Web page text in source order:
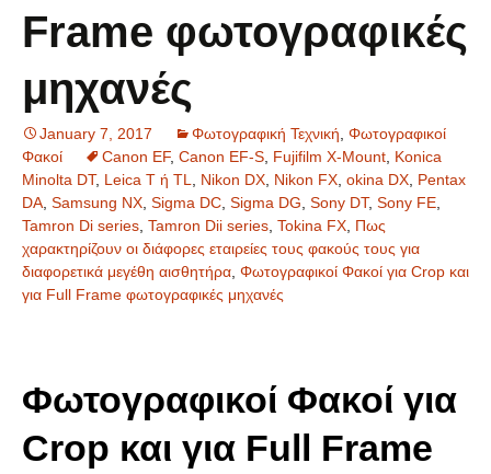
Frame φωτογραφικές
μηχανές
January 7, 2017 Φωτογραφική Τεχνική Φωτογραφικοί
Φακοί
Canon EF, Canon EF-S Fujifilm X-Mount Konica
Minolta DT, Leica T ή TL Nikon DX Nikon FX okina DX Pentax
DA Samsung NX Sigma DC Sigma DG Sony DT, Sony FE
Tamron Di series Tamron Dii series Tokina FX Πως
χαρακτηρίζουν οι διάφορες εταιρείες τους φακούς τους για
διαφορετικά μεγέθη αισθητήρα Φωτογραφικοί Φακοί για Crop και
για Full Frame φωτογραφικές μηχανές
Φωτογραφικοί Φακοί για
Crop και για Full Frame